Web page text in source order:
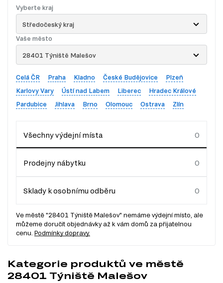
Vyberte kraj
Středočeský kraj
Vaše město
28401 Týniště Malešov
Celá ČR Praha Kladno České Budějovice
Plzeň
Karlovy Vary
Ústí nad Labem Liberec
Hradec Králové
Pardubice
Jihlava Brno Olomouc Ostrava Zlín
Všechny výdejní místa
Prodejny nábytku
Sklady k osobnímu odběru
Ve městě "28401 Týniště Malešov" nemáme výdejní místo, ale
můžeme doručit objednávky až k vám domů za přijatelnou
cenu. Podmínky dopravy.
Kategorie produktů ve městě
28401 Týniště Malešov